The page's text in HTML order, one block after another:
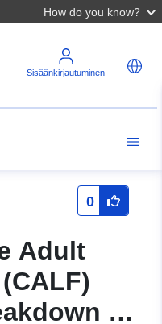
How do you know?
Sisäänkirjautuminen
0
Adult
of